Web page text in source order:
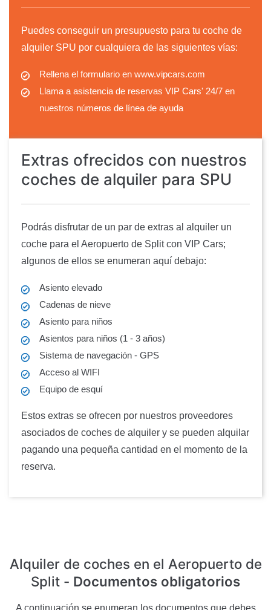
Puedes conseguir un presupuesto para tu coche de
alquiler SPU por cualquiera de las siguientes vías:
Rellena el formulario en www.vipcars.com
Llama a asistencia de reservas VIP Cars' 24/7 en
nuestros números de línea de ayuda
Extras ofrecidos con nuestros
coches de alquiler para SPU
Podrás disfrutar de un par de extras al alquiler un
coche para el Aeropuerto de Split con VIP Cars;
algunos de ellos se enumeran aquí debajo:
Asiento elevado
Cadenas de nieve
Asiento para niños
Asientos para niños (1 - 3 años)
Sistema de navegación - GPS
Acceso al WIFI
Equipo de esquí
Estos extras se ofrecen por nuestros proveedores
asociados de coches de alquiler y se pueden alquilar
pagando una pequeña cantidad en el momento de la
reserva.
Alquiler de coches en el Aeropuerto de
Split - Documentos obligatorios